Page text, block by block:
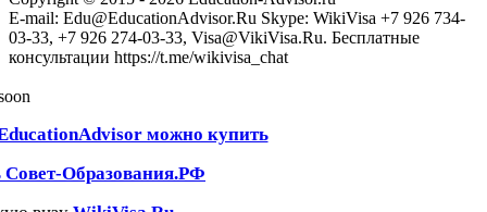
E-mail: Edu@EducationAdvisor.Ru Skype: WikiVisa +7 926 734-
03-33, +7 926 274-03-33, Visa@VikiVisa.Ru. Бесплатные
консультации https://t.me/wikivisa_chat
можно купить
Совет-Образования.РФ